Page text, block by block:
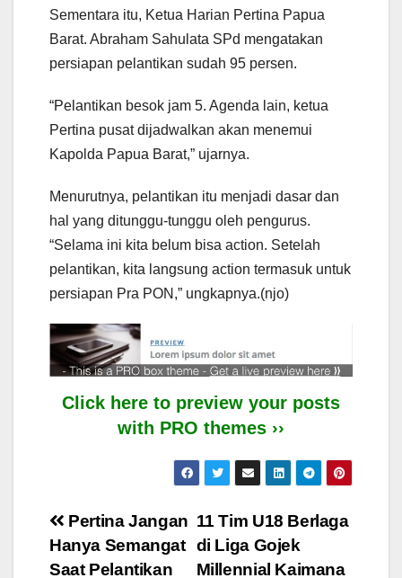
Sementara itu, Ketua Harian Pertina Papua
Barat. Abraham Sahulata SPd mengatakan
persiapan pelantikan sudah 95 persen.
“Pelantikan besok jam 5. Agenda lain, ketua
Pertina pusat dijadwalkan akan menemui
Kapolda Papua Barat,” ujarnya.
Menurutnya, pelantikan itu menjadi dasar dan
hal yang ditunggu-tunggu oleh pengurus.
“Selama ini kita belum bisa action. Setelah
pelantikan, kita langsung action termasuk untuk
persiapan Pra PON,” ungkapnya.(njo)
Click here to preview your posts
with PRO themes ››
Post
navigation
11 Tim U18 Berlaga
di Liga Gojek
Millennial Kaimana
Pertina Jangan
Hanya Semangat
Saat Pelantikan